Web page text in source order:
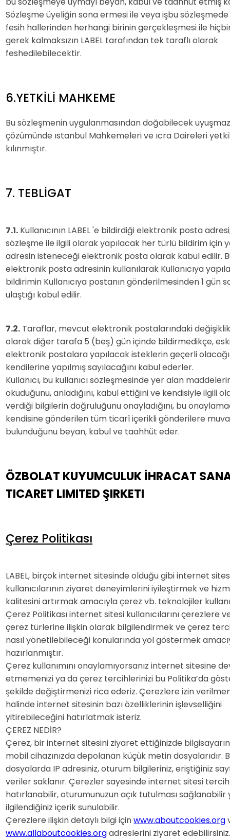
Sözleşme üyeliğin sona ermesi ile veya işbu sözleşmede
fesih hallerinden herhangi birinin gerçekleşmesi ile
gerek kalmaksızın LABEL tarafından tek taraflı olarak
feshedilebilecektir.
6.YETKİLİ MAHKEME
Bu sözleşmenin uygulanmasından doğabilecek
çözümünde ıstanbul Mahkemeleri ve ıcra Daireleri
kılınmıştır.
7. TEBLİGAT
7.1. Kullanıcının LABEL 'e bildirdiği elektronik posta
sözleşme ile ilgili olarak yapılacak her türlü bildirim için
adresin isteneceği elektronik posta olarak kabul edilir.
elektronik posta adresinin kullanılarak Kullanıcıya
bildirimin Kullanıcıya postanın gönderilmesinden 1 gün
ulaştığı kabul edilir.
7.2. Taraflar, mevcut elektronik postalarındaki
olarak diğer tarafa 5 (beş) gün içinde bildirmedikçe,
elektronik postalara yapılacak isteklerin geçerli
kendilerine yapılmış sayılacağını kabul ederler.
Kullanıcı, bu kullanıcı sözleşmesinde yer alan
okuduğunu, anladığını, kabul ettiğini ve kendisiyle ilgili
verdiği bilgilerin doğruluğunu onayladığını, bu
kendisine gönderilen tüm ticarî içerikli gönderilere
bulunduğunu beyan, kabul ve taahhüt eder.
ÖZBOLAT KUYUMCULUK İHRACAT
TICARET LIMITED ŞIRKETI
Çerez Politikası
LABEL, birçok internet sitesinde olduğu gibi internet
kullanıcılarının ziyaret deneyimlerini iyileştirmek ve
kalitesini artırmak amacıyla çerez vb. teknolojiler
Çerez Politikası internet sitesi kullanıcılarını çerezlere
çerez türlerine ilişkin olarak bilgilendirmek ve çerez
nasıl yönetilebileceği konularında yol göstermek
hazırlanmıştır.
Çerez kullanımını onaylamıyorsanız internet sitesine
etmemenizi ya da çerez tercihlerinizi bu Politika’da
şekilde değiştirmenizi rica ederiz. Çerezlere izin
halinde internet sitesinin bazı özelliklerinin işlevselliğini
yitirebileceğini hatırlatmak isteriz.
ÇEREZ NEDİR?
Çerez, bir internet sitesini ziyaret ettiğinizde
mobil cihazınızda depolanan küçük metin dosyalarıdır.
dosyalarda IP adresiniz, oturum bilgileriniz, eriştiğiniz
veriler saklanır. Çerezler sayesinde internet sitesi
hatırlanabilir, oturumunuzun açık tutulması sağlanabilir
ilgilendiğiniz içerik sunulabilir.
Çerezlere ilişkin detaylı bilgi içinwww.aboutcookies.org
www.allaboutcookies.orgadreslerini ziyaret